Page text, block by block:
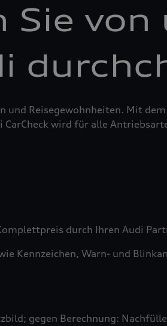
Sie von
und Reisegewohnheiten. Mit
wird für alle
durch Ihren Audi
Kennzeichen, Warn- und
gegen Berechnung: